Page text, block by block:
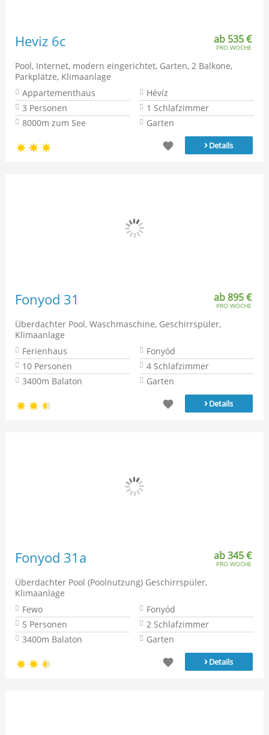
Heviz 6c ab 535 €
PRO WOCHE
Pool, Internet, modern eingerichtet, Garten, 2 Balkone,
Parkplätze, Klimaanlage
Appartementhaus
Hévíz
3 Personen
1 Schlafzimmer
8000m zum See
Garten
›Details
Fonyod 31 ab 895 €
PRO WOCHE
Überdachter Pool, Waschmaschine, Geschirrspüler,
Klimaanlage
Ferienhaus
Fonyód
10 Personen
4 Schlafzimmer
3400m Balaton
Garten
›Details
Fonyod 31a ab 345 €
PRO WOCHE
Überdachter Pool (Poolnutzung) Geschirrspüler,
Klimaanlage
Fewo
Fonyód
5 Personen
2 Schlafzimmer
3400m Balaton
Garten
›Details